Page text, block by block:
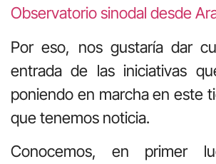
Observatorio sinodal desde
Por eso, nos gustaría dar
entrada de las iniciativas
poniendo en marcha en este
que tenemos noticia.
Conocemos, en primer